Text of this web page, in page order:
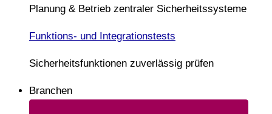
Planung & Betrieb zentraler Sicherheitssysteme
Funktions- und Integrationstests
Sicherheitsfunktionen zuverlässig prüfen
Branchen